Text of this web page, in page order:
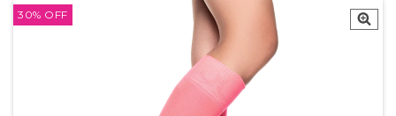
30% OFF